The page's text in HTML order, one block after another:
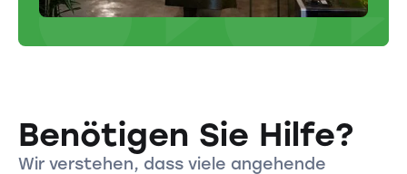
Benötigen Sie Hilfe?
Wir verstehen, dass viele angehende